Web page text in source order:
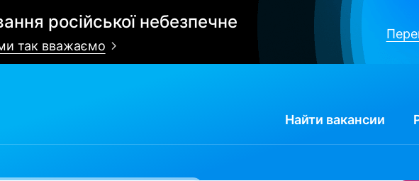
російської небезпечне
так вважаємо
Найти вакансии